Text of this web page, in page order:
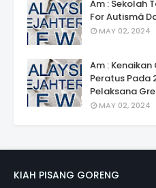
Am : Sekolah
For Autismâ
MAY 02, 2024
Am :
Peratus Pada
Pelaksana
MAY 02, 2024
KIAH PISANG GORENG